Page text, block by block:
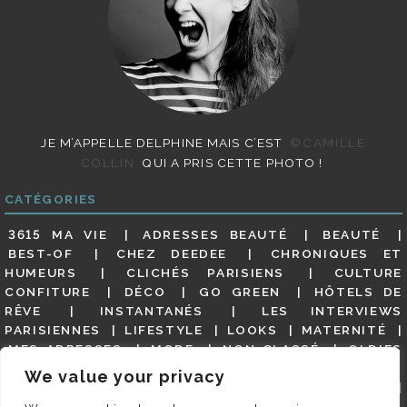
We value your privacy
JE M’APPELLE DELPHINE MAIS C’EST
©CAMILLE
COLLIN
QUI A PRIS CETTE PHOTO !
CATÉGORIES
3615 MA VIE ADRESSES BEAUTÉ
BEAUTÉ
BEST-OF
CHEZ DEEDEE
CHRONIQUES ET
HUMEURS
CLICHÉS PARISIENS
CULTURE
CONFITURE
DÉCO GO GREEN
HÔTELS DE
RÊVE
INSTANTANÉS
LES INTERVIEWS
PARISIENNES
LIFESTYLE LOOKS
MATERNITÉ
MES ADRESSES
MODE NON CLASSÉ
OLDIES
(BUT GOODIES)
PAR ICI LE MAGOT !
GUIDE
PARIS EN PHOTOS